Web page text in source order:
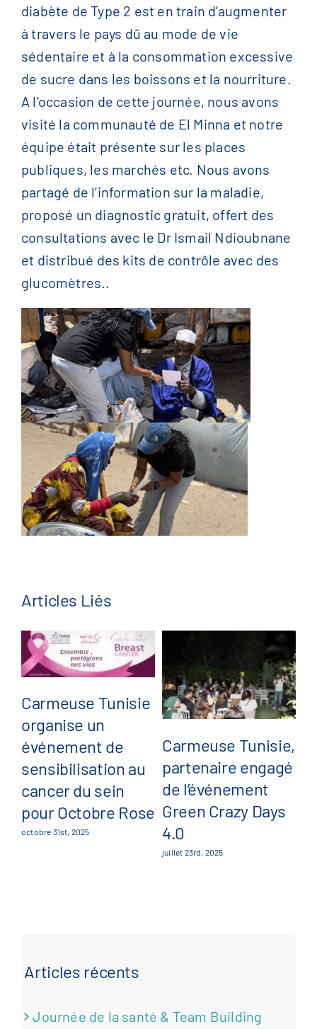
diabète de Type 2 est en train d’augmenter
à travers le pays dû au mode de vie
sédentaire et à la consommation excessive
de sucre dans les boissons et la nourriture.
A l’occasion de cette journée, nous avons
visité la communauté de El Minna et notre
équipe était présente sur les places
publiques, les marchés etc. Nous avons
partagé de l’information sur la maladie,
proposé un diagnostic gratuit, offert des
consultations avec le Dr Ismail Ndioubnane
et distribué des kits de contrôle avec des
glucomètres..
Articles Liés
Carmeuse Tunisie
organise un
événement de
sensibilisation au
cancer du sein
pour Octobre Rose
octobre 31st, 2025
Carmeuse Tunisie,
partenaire engagé
de l’événement
Green Crazy Days
4.0
juillet 23rd, 2025
Articles récents
Journée de la santé & Team Building